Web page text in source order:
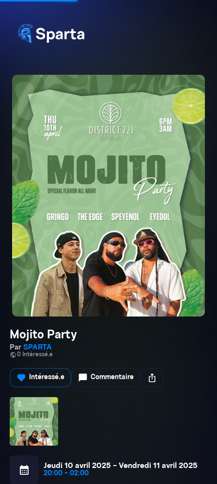
Mojito Party
Par SPARTA
public0 Intéressé.e
favorite Intéressé.e chat_bubble Commentaire ios_share
calendar_month Jeudi 10 avril 2025 - Vendredi 11 avril 2025
20:00 - 02:00